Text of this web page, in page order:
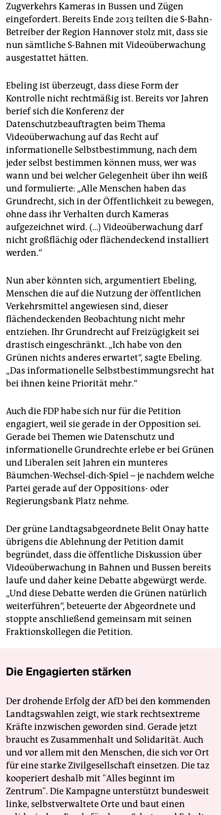
Zugverkehrs Kameras in Bussen und Zügen
eingefordert. Bereits Ende 2013 teilten die S-Bahn-
Betreiber der Region Hannover stolz mit, dass sie
nun sämtliche S-Bahnen mit Videoüberwachung
ausgestattet hätten.
Ebeling ist überzeugt, dass diese Form der
Kontrolle nicht rechtmäßig ist. Bereits vor Jahren
berief sich die Konferenz der
Datenschutzbeauftragten beim Thema
Videoüberwachung auf das Recht auf
informationelle Selbstbestimmung, nach dem
jeder selbst bestimmen können muss, wer was
wann und bei welcher Gelegenheit über ihn weiß
und formulierte: „Alle Menschen haben das
Grundrecht, sich in der Öffentlichkeit zu bewegen,
ohne dass ihr Verhalten durch Kameras
aufgezeichnet wird. (...) Videoüberwachung darf
nicht großflächig oder flächendeckend installiert
werden.“
Nun aber könnten sich, argumentiert Ebeling,
Menschen die auf die Nutzung der öffentlichen
Verkehrsmittel angewiesen sind, dieser
flächendeckenden Beobachtung nicht mehr
entziehen. Ihr Grundrecht auf Freizügigkeit sei
drastisch eingeschränkt. „Ich habe von den
Grünen nichts anderes erwartet“, sagte Ebeling.
„Das informationelle Selbstbestimmungsrecht hat
bei ihnen keine Priorität mehr.“
Auch die FDP habe sich nur für die Petition
engagiert, weil sie gerade in der Opposition sei.
Gerade bei Themen wie Datenschutz und
informationelle Grundrechte erlebe er bei Grünen
und Liberalen seit Jahren ein munteres
Bäumchen-Wechsel-dich-Spiel – je nachdem welche
Partei gerade auf der Oppositions- oder
Regierungsbank Platz nehme.
Der grüne Landtagsabgeordnete Belit Onay hatte
übrigens die Ablehnung der Petition damit
begründet, dass die öffentliche Diskussion über
Videoüberwachung in Bahnen und Bussen bereits
laufe und daher keine Debatte abgewürgt werde.
„Und diese Debatte werden die Grünen natürlich
weiterführen“, beteuerte der Abgeordnete und
stoppte anschließend gemeinsam mit seinen
Fraktionskollegen die Petition.
Die Engagierten stärken
Der drohende Erfolg der AfD bei den kommenden
Landtagswahlen zeigt, wie stark rechtsextreme
Kräfte inzwischen geworden sind. Gerade jetzt
braucht es Zusammenhalt und Solidarität. Auch
und vor allem mit den Menschen, die sich vor Ort
für eine starke Zivilgesellschaft einsetzen. Die taz
kooperiert deshalb mit "Alles beginnt im
Zentrum". Die Kampagne unterstützt bundesweit
linke, selbstverwaltete Orte und baut einen